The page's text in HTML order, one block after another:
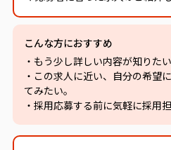
こんな方におすすめ
・もう少し詳しい内容が知りたい
・この求人に近い、自分の希望
てみたい。
・採用応募する前に気軽に採用